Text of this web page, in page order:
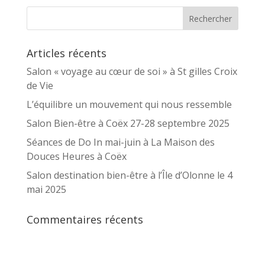
Articles récents
Salon « voyage au cœur de soi » à St gilles Croix
de Vie
L’équilibre un mouvement qui nous ressemble
Salon Bien-être à Coëx 27-28 septembre 2025
Séances de Do In mai-juin à La Maison des
Douces Heures à Coëx
Salon destination bien-être à l’Île d’Olonne le 4
mai 2025
Commentaires récents